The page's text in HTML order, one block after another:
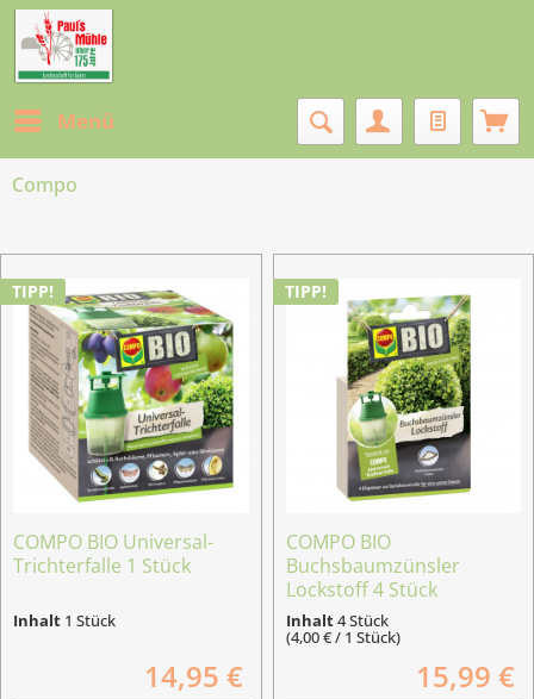
Menü
Compo
TIPP!
COMPO BIO Universal-
Trichterfalle 1 Stück
Inhalt 1 Stück
14,95 €
TIPP!
COMPO BIO
Buchsbaumzünsler
Lockstoff 4 Stück
Inhalt4 Stück
(4,00 € / 1 Stück)
15,99 €